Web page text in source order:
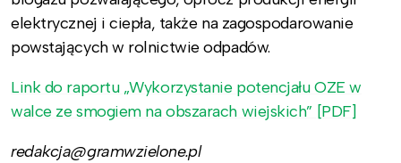
elektrycznej i ciepła, także na zagospodarowanie
powstających w rolnictwie odpadów.
Link do raportu „Wykorzystanie potencjału OZE w
walce ze smogiem na obszarach wiejskich” [PDF]
redakcja@gramwzielone.pl